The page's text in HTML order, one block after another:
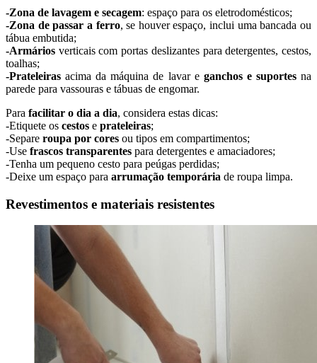
-Zona de lavagem e secagem: espaço para os eletrodomésticos;
-Zona de passar a ferro, se houver espaço, inclui uma bancada ou
tábua embutida;
-Armários verticais com portas deslizantes para detergentes, cestos,
toalhas;
-Prateleiras acima da máquina de lavar e ganchos e suportesna
parede para vassouras e tábuas de engomar.
Para facilitar o dia a dia, considera estas dicas:
-Etiquete os cestos e prateleiras;
-Separe roupa por cores ou tipos em compartimentos;
-Use frascos transparentes para detergentes e amaciadores;
-Tenha um pequeno cesto para peúgas perdidas;
-Deixe um espaço para arrumação temporária de roupa limpa.
Revestimentos e materiais resistentes